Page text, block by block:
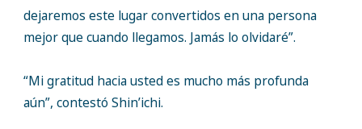
dejaremos este lugar convertidos en una persona
mejor que cuando llegamos. Jamás lo olvidaré”.
“Mi gratitud hacia usted es mucho más profunda
aún”, contestó Shin’ichi.